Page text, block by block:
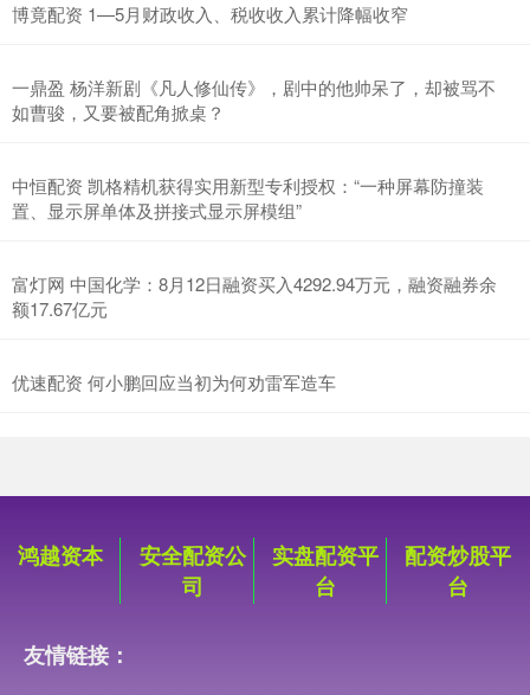
博竟配资 1—5月财政收入、税收收入累计降幅收窄
一鼎盈 杨洋新剧《凡人修仙传》，剧中的他帅呆了，却被骂不
如曹骏，又要被配角掀桌？
中恒配资 凯格精机获得实用新型专利授权：“一种屏幕防撞装
置、显示屏单体及拼接式显示屏模组”
富灯网 中国化学：8月12日融资买入4292.94万元，融资融券余
额17.67亿元
优速配资 何小鹏回应当初为何劝雷军造车
鸿越资本
安全配资公
司
实盘配资平
台
配资炒股平
台
友情链接：